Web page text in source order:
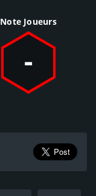
Note Joueurs
-